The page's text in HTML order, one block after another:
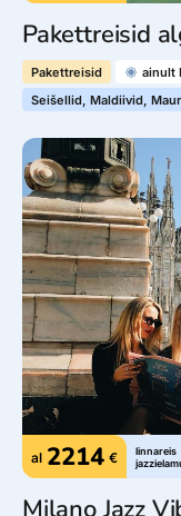
Pakettreisid
Pakettreisid ainult
Seišellid, Maldiivid,
al 2214 €
linnareis
Milano Jazz